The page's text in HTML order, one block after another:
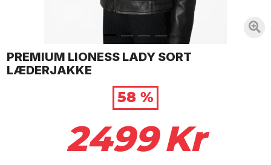
PREMIUM LIONESS LADY SORT
LÆDERJAKKE
58 %
2499 Kr